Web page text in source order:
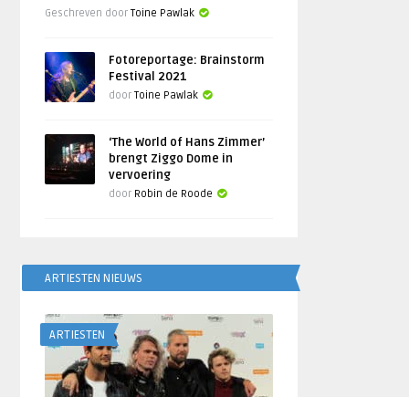
Geschreven doorToine Pawlak
Fotoreportage: Brainstorm
Festival 2021
doorToine Pawlak
‘The World of Hans Zimmer’
brengt Ziggo Dome in
vervoering
door Robin de Roode
ARTIESTEN NIEUWS
ARTIESTEN